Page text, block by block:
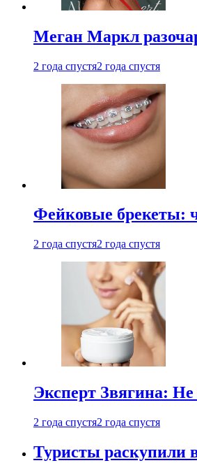
Меган Маркл
2 года спустя2 года спустя
Фейковые брекеты:
2 года спустя2 года спустя
Эксперт Звягина:
2 года спустя2 года спустя
Туристы раскупили